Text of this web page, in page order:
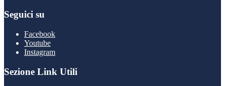
Seguici su
Facebook
Youtube
Instagram
Sezione Link Utili